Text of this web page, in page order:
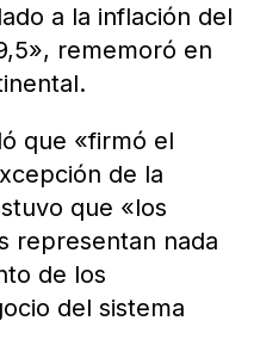
a la inflación del
rememoró en
que «firmó el
de la
que «los
representan nada
de los
del sistema